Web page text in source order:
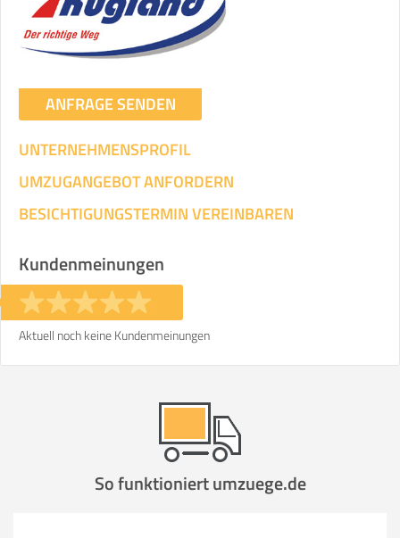
ANFRAGE SENDEN
UNTERNEHMENSPROFIL
UMZUGANGEBOT ANFORDERN
BESICHTIGUNGSTERMIN VEREINBAREN
Kundenmeinungen
Aktuell noch keine Kundenmeinungen
So funktioniert umzuege.de